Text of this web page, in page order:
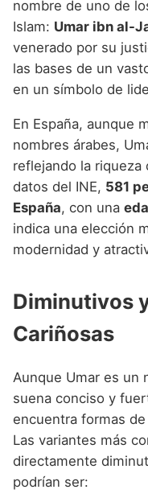
nombre de uno de
Islam: Umar ibn al-
venerado por su
las bases de un
en un símbolo de
En España, aunque
nombres árabes,
reflejando la
datos del INE, 581
España, con una
indica una elección
modernidad y
Diminutivos
Cariñosas
Aunque Umar es un
suena conciso y
encuentra formas
Las variantes más
directamente
podrían ser: